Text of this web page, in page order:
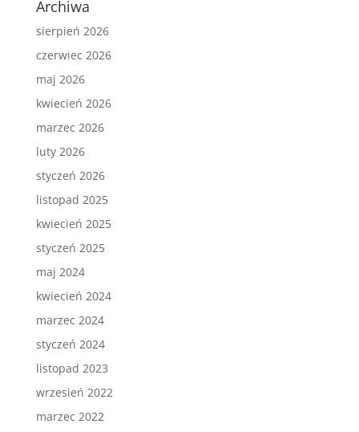
Archiwa
sierpień 2026
czerwiec 2026
maj 2026
kwiecień 2026
marzec 2026
luty 2026
styczeń 2026
listopad 2025
kwiecień 2025
styczeń 2025
maj 2024
kwiecień 2024
marzec 2024
styczeń 2024
listopad 2023
wrzesień 2022
marzec 2022